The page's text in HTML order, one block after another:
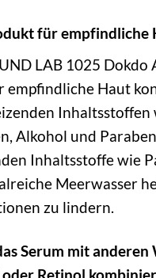
für empfindliche
LAB 1025 Dokdo
empfindliche Haut
Inhaltsstoffen
Alkohol und
Inhaltsstoffe wie
Meerwasser
zu lindern.
Serum mit
Retinol